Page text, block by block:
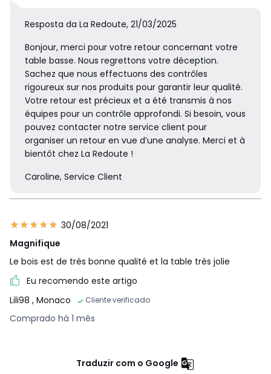
Resposta da La Redoute, 21/03/2025
Bonjour, merci pour votre retour concernant votre
table basse. Nous regrettons votre déception.
Sachez que nous effectuons des contrôles
rigoureux sur nos produits pour garantir leur qualité.
Votre retour est précieux et a été transmis à nos
équipes pour un contrôle approfondi. Si besoin, vous
pouvez contacter notre service client pour
organiser un retour en vue d’une analyse. Merci et à
bientôt chez La Redoute !
Caroline, Service Client
30/08/2021
Magnifique
Le bois est de très bonne qualité et la table très jolie
Eu recomendo este artigo
Lili98 , Monaco Cliente verificado
Comprado há 1 mês
Traduzir com o Google